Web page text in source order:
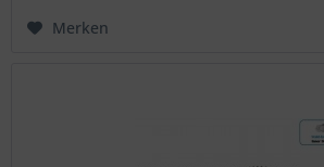
Merken